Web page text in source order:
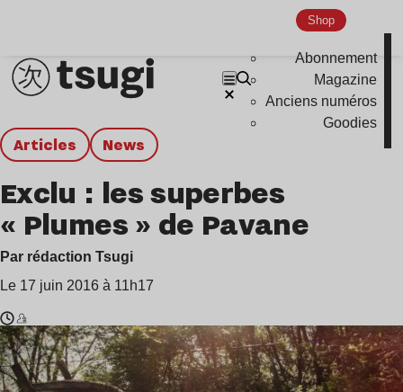
Shop
Abonnement
Magazine
Anciens numéros
Goodies
Articles news
Exclu : les superbes
« Plumes » de Pavane
Par rédaction Tsugi
Le 17 juin 2016 à 11h17
Temps
de
lecture
Pavane